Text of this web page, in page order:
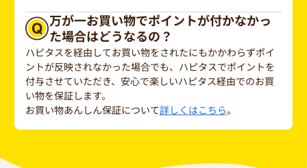
万が一お買い物でポイントが付かなかっ
た場合はどうなるの？
ハピタスを経由してお買い物をされたにもかかわらずポイ
ントが反映されなかった場合でも、ハピタスでポイントを
付与させていただき、安心で楽しいハピタス経由でのお買
い物を保証します。
お買い物あんしん保証について詳しくはこちら。